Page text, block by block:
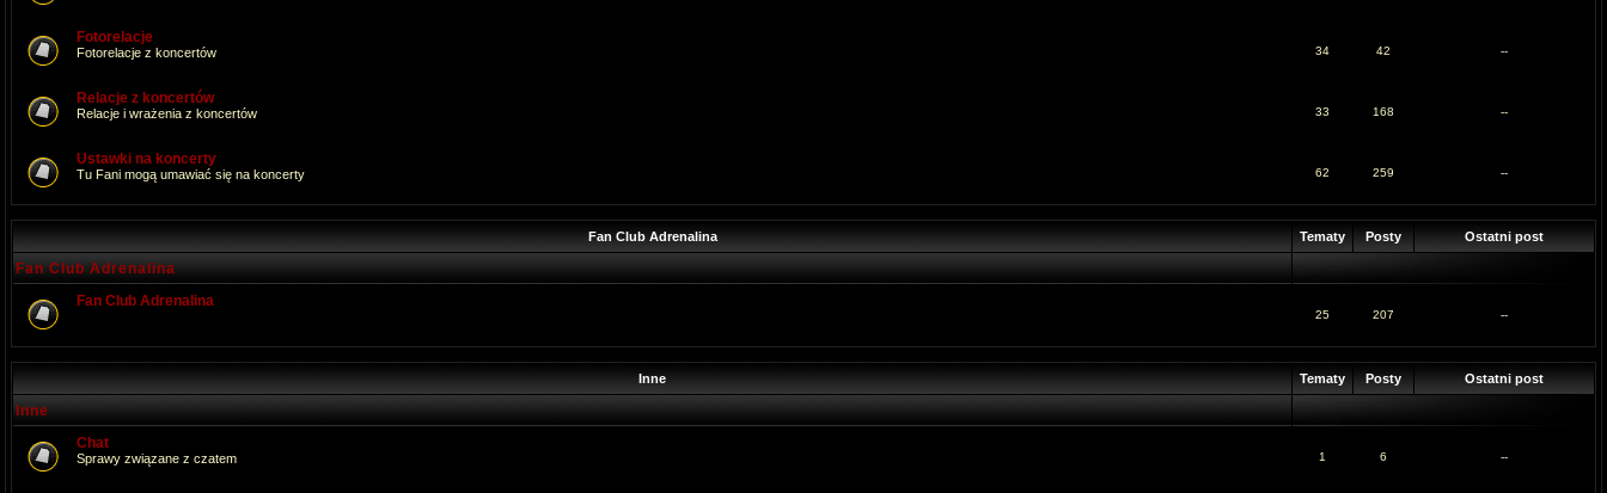
Fotorelacje
Fotorelacje z koncertów 34 42 --
Relacje z koncertów
Relacje i wrażenia z koncertów 33 168 --
Ustawki na koncerty
Tu Fani mogą umawiać się na koncerty 62 259 --
Fan Club Adrenalina Tematy Posty Ostatni post
Fan Club Adrenalina
Fan Club Adrenalina
25 207 --
Inne Tematy Posty Ostatni post
Inne
Chat
Sprawy związane z czatem 1 6 --